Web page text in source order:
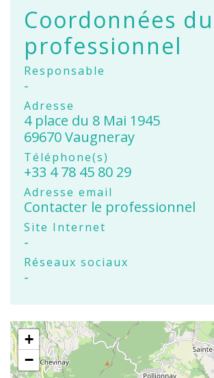
Coordonnées du
professionnel
Responsable
-
Adresse
4 place du 8 Mai 1945
69670 Vaugneray
Téléphone(s)
+33 4 78 45 80 29
Adresse email
Contacter le professionnel
Site Internet
-
Réseaux sociaux
-
+
−